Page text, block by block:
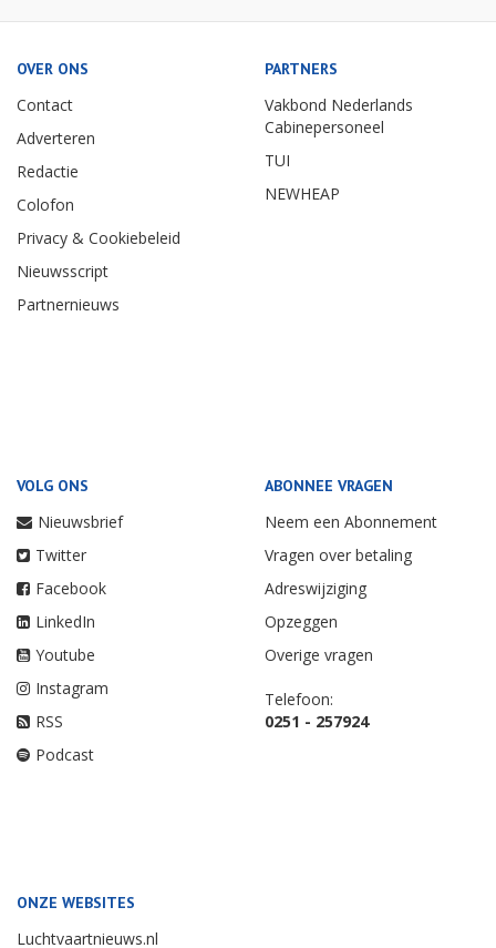
OVER ONS
Contact
Adverteren
Redactie
Colofon
Privacy & Cookiebeleid
Nieuwsscript
Partnernieuws
PARTNERS
Vakbond Nederlands
Cabinepersoneel
TUI
NEWHEAP
VOLG ONS
Nieuwsbrief
Twitter
Facebook
LinkedIn
Youtube
Instagram
RSS
Podcast
ABONNEE VRAGEN
Neem een Abonnement
Vragen over betaling
Adreswijziging
Opzeggen
Overige vragen
Telefoon:
0251 - 257924
ONZE WEBSITES
Luchtvaartnieuws.nl